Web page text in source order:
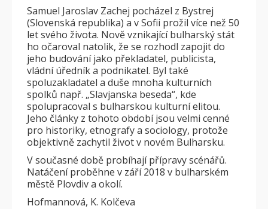
Samuel Jaroslav Zachej pocházel z Bystrej
(Slovenská republika) a v Sofii prožil více než 50
let svého života. Nově vznikající bulharský stát
ho očaroval natolik, že se rozhodl zapojit do
jeho budování jako překladatel, publicista,
vládní úředník a podnikatel. Byl také
spoluzakladatel a duše mnoha kulturních
spolků např. „Slavjanska beseda“, kde
spolupracoval s bulharskou kulturní elitou.
Jeho články z tohoto období jsou velmi cenné
pro historiky, etnografy a sociology, protože
objektivně zachytil život v novém Bulharsku.
V současné době probíhají přípravy scénářů.
Natáčení proběhne v září 2018 v bulharském
městě Plovdiv a okolí.
Hofmannová, K. Kolčeva